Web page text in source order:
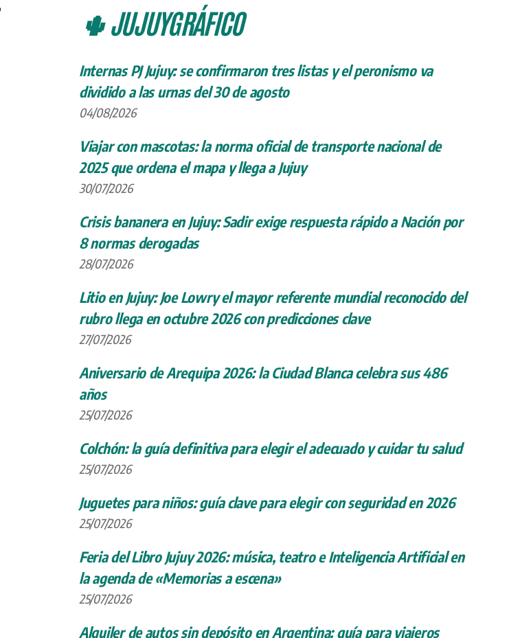
🌵 JUJUYGRÁFICO
Internas PJ Jujuy: se confirmaron tres listas y el peronismo va
dividido a las urnas del 30 de agosto
04/08/2026
Viajar con mascotas: la norma oficial de transporte nacional de
2025 que ordena el mapa y llega a Jujuy
30/07/2026
Crisis bananera en Jujuy: Sadir exige respuesta rápido a Nación por
8 normas derogadas
28/07/2026
Litio en Jujuy: Joe Lowry el mayor referente mundial reconocido del
rubro llega en octubre 2026 con predicciones clave
27/07/2026
Aniversario de Arequipa 2026: la Ciudad Blanca celebra sus 486
años
25/07/2026
Colchón: la guía definitiva para elegir el adecuado y cuidar tu salud
25/07/2026
Juguetes para niños: guía clave para elegir con seguridad en 2026
25/07/2026
Feria del Libro Jujuy 2026: música, teatro e Inteligencia Artificial en
la agenda de «Memorias a escena»
25/07/2026
Alquiler de autos sin depósito en Argentina: guía para viajeros